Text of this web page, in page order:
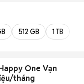
512 GB 1 TB
One Vạn
tháng